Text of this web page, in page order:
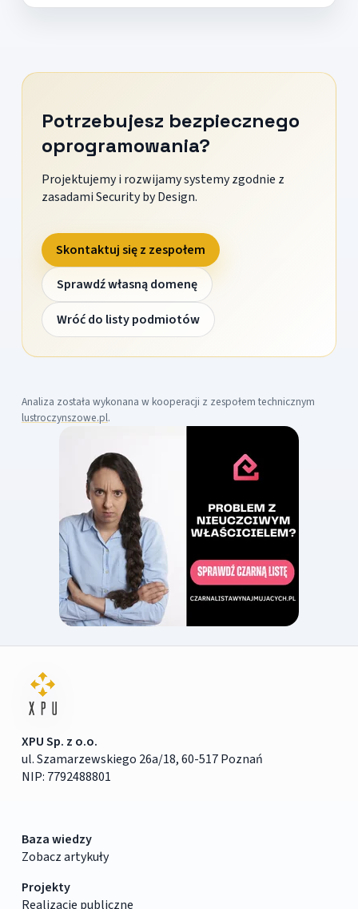
Potrzebujesz bezpiecznego
oprogramowania?
Projektujemy i rozwijamy systemy zgodnie z
zasadami Security by Design.
Skontaktuj się z zespołem
Sprawdź własną domenę
Wróć do listy podmiotów
Analiza została wykonana w kooperacji z zespołem technicznym
lustroczynszowe.pl.
XPU Sp. z o.o.
ul. Szamarzewskiego 26a/18, 60-517 Poznań
NIP: 7792488801
Baza wiedzy
Zobacz artykuły
Projekty
Realizacje publiczne